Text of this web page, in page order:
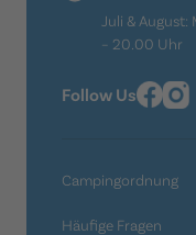
Juli &
– 20.00 Uhr
Follow Us
Campingordnung
Häufige Fragen